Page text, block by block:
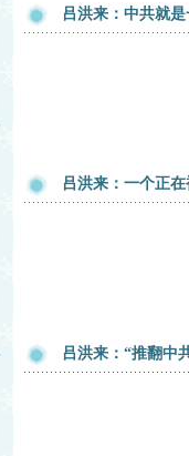
吕洪来：中共就
吕洪来：一个正
吕洪来：“推翻中